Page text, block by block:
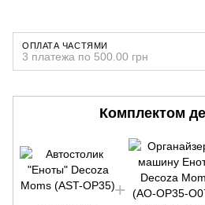
ОПЛАТА ЧАСТЯМИ
3 платежа по 500.00 грн
Комплектом